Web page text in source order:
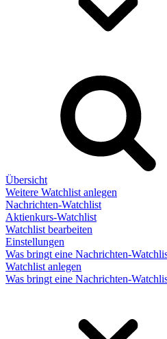
Übersicht
Weitere Watchlist anlegen
Nachrichten-Watchlist
Aktienkurs-Watchlist
Watchlist bearbeiten
Einstellungen
Was bringt eine Nachrichten-
Watchlist anlegen
Was bringt eine Nachrichten-